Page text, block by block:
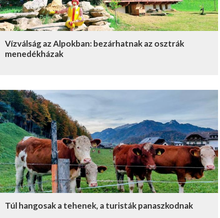
Vízválság az Alpokban: bezárhatnak az osztrák
menedékházak
Túl hangosak a tehenek, a turisták panaszkodnak